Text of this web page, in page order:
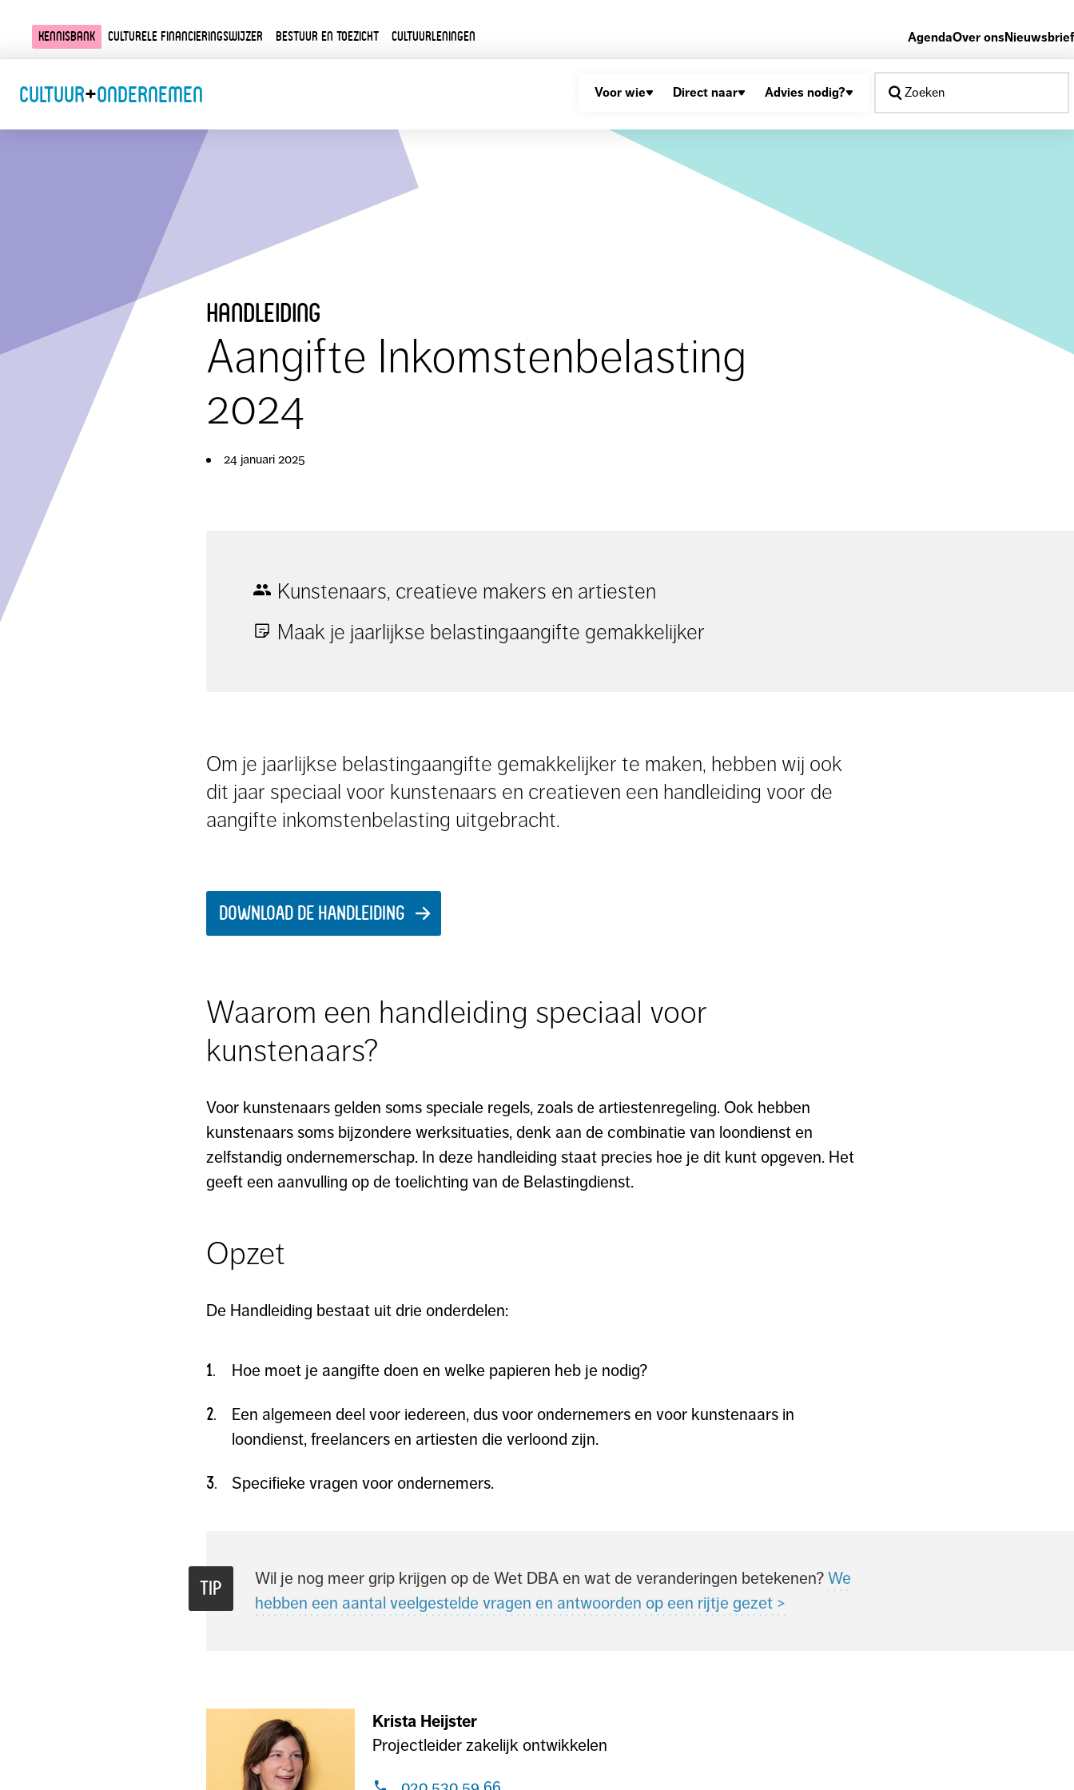
Kennisbank Culturele financieringswijzer Bestuur en toezicht Cultuurleningen AgendaOver onsNieuwsbrief
Cultuur+Ondernemen Voor wie Direct naar Advies nodig? Zoeken
handleiding
Aangifte Inkomstenbelasting
2024
24 januari 2025
Kunstenaars, creatieve makers en artiesten
Maak je jaarlijkse belastingaangifte gemakkelijker
Om je jaarlijkse belastingaangifte gemakkelijker te maken, hebben wij ook
dit jaar speciaal voor kunstenaars en creatieven een handleiding voor de
aangifte inkomstenbelasting uitgebracht.
DOWNLOAD DE HANDLEIDING
Waarom een handleiding speciaal voor
kunstenaars?
Voor kunstenaars gelden soms speciale regels, zoals de artiestenregeling. Ook hebben
kunstenaars soms bijzondere werksituaties, denk aan de combinatie van loondienst en
zelfstandig ondernemerschap. In deze handleiding staat precies hoe je dit kunt opgeven. Het
geeft een aanvulling op de toelichting van de Belastingdienst.
Opzet
De Handleiding bestaat uit drie onderdelen:
Hoe moet je aangifte doen en welke papieren heb je nodig?
Een algemeen deel voor iedereen, dus voor ondernemers en voor kunstenaars in
loondienst, freelancers en artiesten die verloond zijn.
Specifieke vragen voor ondernemers.
Wil je nog meer grip krijgen op de Wet DBA en wat de veranderingen betekenen? We
hebben een aantal veelgestelde vragen en antwoorden op een rijtje gezet >
Krista Heijster
Projectleider zakelijk ontwikkelen